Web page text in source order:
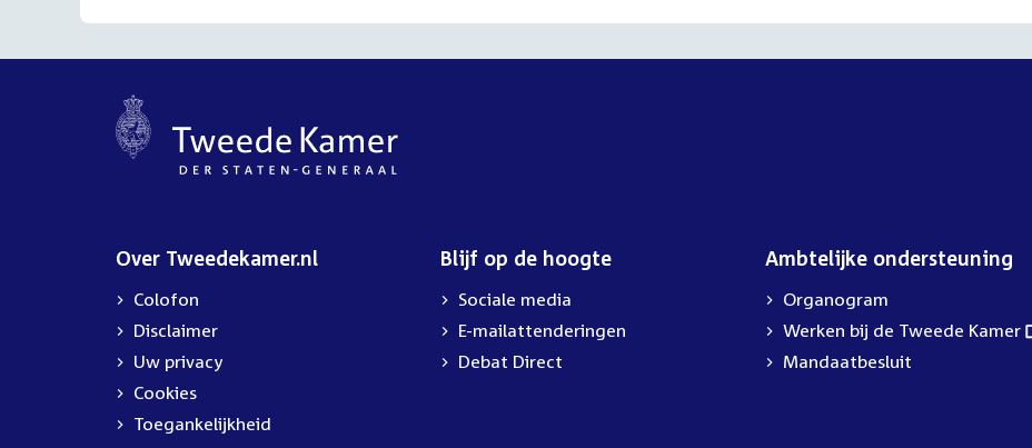
Over Tweedekamer.nl
Colofon
Disclaimer
Uw privacy
Cookies
Toegankelijkheid
Blijf op de hoogte
Sociale media
E-mailattenderingen
Debat Direct
Ambtelijke ondersteuning
Organogram
External
link:
Werken bij de Tweede Kamer
Mandaatbesluit